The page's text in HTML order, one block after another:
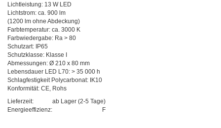
Lichtleistung: 13 W LED
Lichtstrom: ca. 900 lm
(1200 lm ohne Abdeckung)
Farbtemperatur: ca. 3000 K
Farbwiedergabe: Ra > 80
Schutzart: IP65
Schutzklasse: Klasse I
Abmessungen: Ø 210 x 80 mm
Lebensdauer LED L70: > 35 000 h
Schlagfestigkeit Polycarbonat: IK10
Konformität: CE, Rohs
Lieferzeit:
ab Lager (2-5 Tage)
Energieeffizienz:
F